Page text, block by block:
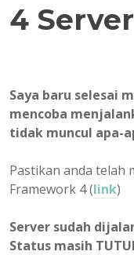
4 Server
Saya baru selesai
mencoba
tidak muncul apa-
Pastikan anda telah
Framework 4 (link)
Server sudah
Status masih